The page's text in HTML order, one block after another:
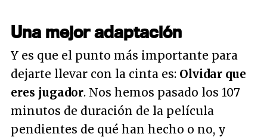
Una mejor adaptación
Y es que el punto más importante para
dejarte llevar con la cinta es: Olvidar que
eres jugador. Nos hemos pasado los 107
minutos de duración de la película
pendientes de qué han hecho o no, y